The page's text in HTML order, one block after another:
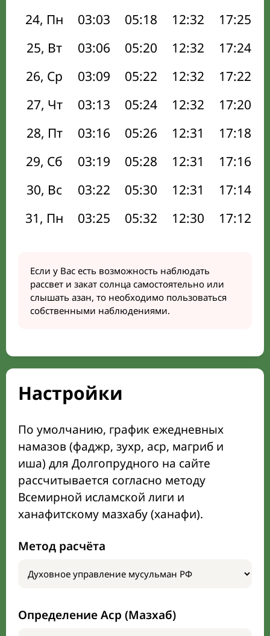
24, Пн
03:03 05:18 12:32 17:25
25, Вт
03:06 05:20 12:32 17:24
26, Ср
03:09 05:22 12:32 17:22
27, Чт
03:13 05:24 12:32 17:20
28, Пт
03:16 05:26 12:31 17:18
29, Сб
03:19 05:28 12:31 17:16
30, Вс
03:22 05:30 12:31 17:14
31, Пн
03:25 05:32 12:30 17:12
Если у Вас есть возможность наблюдать
рассвет и закат солнца самостоятельно или
слышать азан, то необходимо пользоваться
собственными наблюдениями.
Настройки
По умолчанию, график ежедневных
намазов (фаджр, зухр, аср, магриб и
иша) для Долгопрудного на сайте
рассчитывается согласно методу
Всемирной исламской лиги и
ханафитскому мазхабу (ханафи).
Метод расчёта
Определение Аср (Мазхаб)